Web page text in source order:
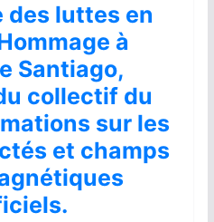
des luttes en
à
Santiago,
collectif du
sur les
et champs